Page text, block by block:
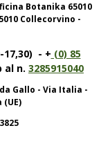
Botanika 65010
Collecorvino -
- + (0) 85
al n. 3285915040
Gallo - Via Italia -
(UE)